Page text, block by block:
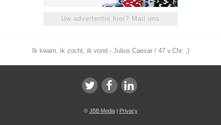
Uw advertentie hier? Mail ons
Ik kwam, ik zocht, ik vond - Julius Caesar / 47 v.Chr. ;)
© JBB Media| Privacy